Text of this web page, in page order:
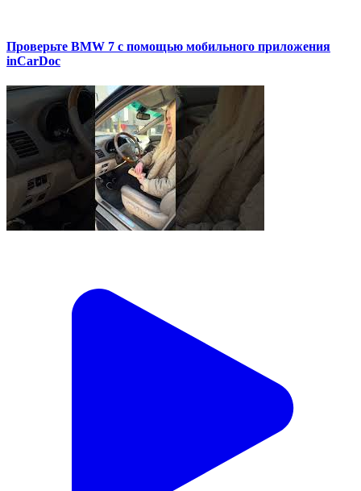
Проверьте BMW 7 с помощью мобильного приложения
inCarDoc